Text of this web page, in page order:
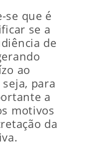
se que é
se a
de
ao
para
a
motivos
da